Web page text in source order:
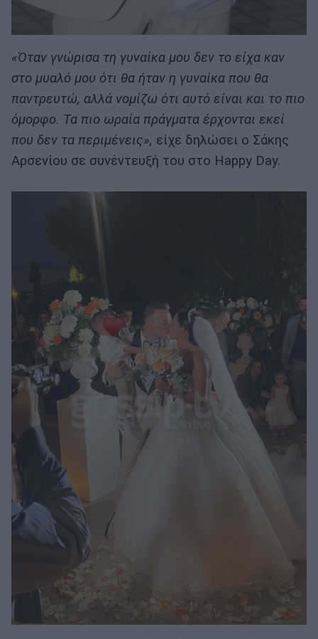
«Όταν γνώρισα τη γυναίκα μου δεν το είχα καν
στο μυαλό μου ότι θα ήταν η γυναίκα που θα
παντρευτώ, αλλά νομίζω ότι αυτό είναι και το πιο
όμορφο. Τα πιο ωραία πράγματα έρχονται εκεί
που δεν τα περιμένεις», είχε δηλώσει ο Σάκης
Αρσενίου σε συνέντευξή του στο Happy Day.